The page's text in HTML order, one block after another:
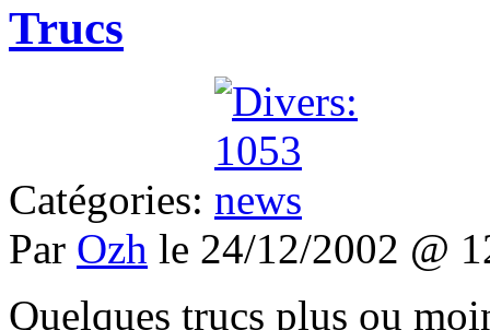
Trucs
Catégories:
Par Ozh le 24/12/2002 @
Quelques trucs plus ou